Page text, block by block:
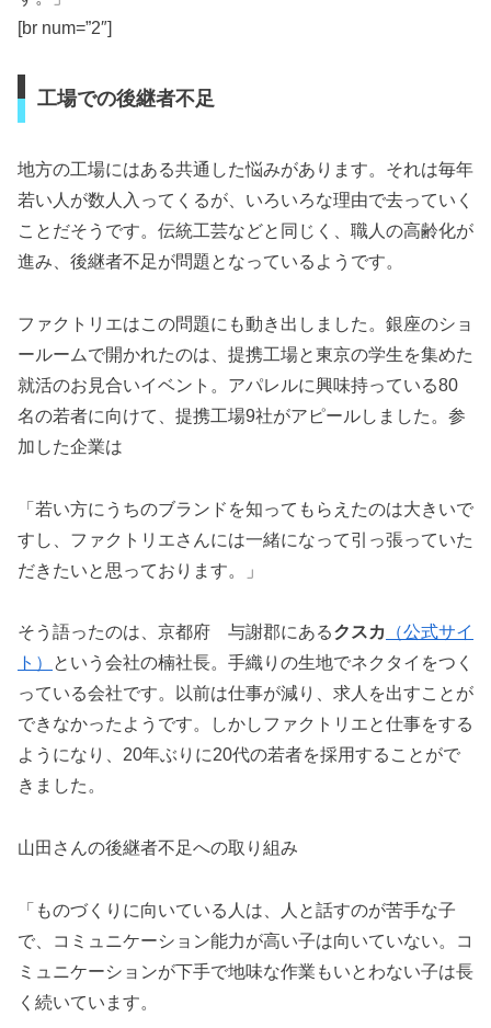
[br num=”2″]
工場での後継者不足
地方の工場にはある共通した悩みがあります。それは毎年
若い人が数人入ってくるが、いろいろな理由で去っていく
ことだそうです。伝統工芸などと同じく、職人の高齢化が
進み、後継者不足が問題となっているようです。
ファクトリエはこの問題にも動き出しました。銀座のショ
ールームで開かれたのは、提携工場と東京の学生を集めた
就活のお見合いイベント。アパレルに興味持っている80
名の若者に向けて、提携工場9社がアピールしました。参
加した企業は
「若い方にうちのブランドを知ってもらえたのは大きいで
すし、ファクトリエさんには一緒になって引っ張っていた
だきたいと思っております。」
そう語ったのは、京都府 与謝郡にあるクスカ
（公式サイ
ト）
という会社の楠社長。手織りの生地でネクタイをつく
っている会社です。以前は仕事が減り、求人を出すことが
できなかったようです。しかしファクトリエと仕事をする
ようになり、20年ぶりに20代の若者を採用することがで
きました。
山田さんの後継者不足への取り組み
「ものづくりに向いている人は、人と話すのが苦手な子
で、コミュニケーション能力が高い子は向いていない。コ
ミュニケーションが下手で地味な作業もいとわない子は長
く続いています。